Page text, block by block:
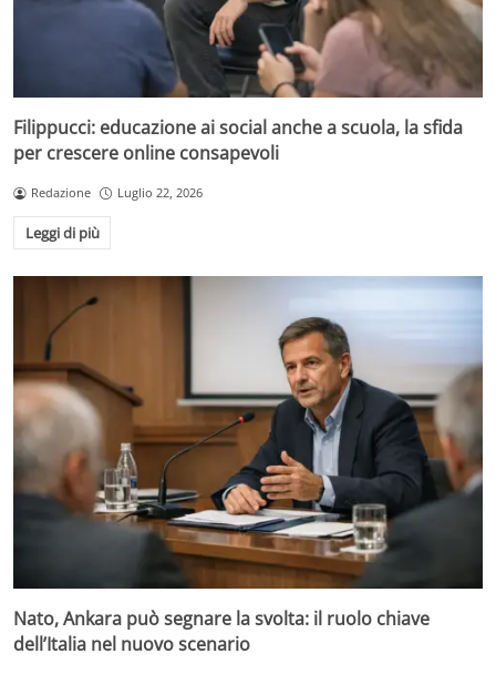
Filippucci: educazione ai social anche a scuola, la sfida
per crescere online consapevoli
Redazione Luglio 22, 2026
Leggi di più
Nato, Ankara può segnare la svolta: il ruolo chiave
dell’Italia nel nuovo scenario